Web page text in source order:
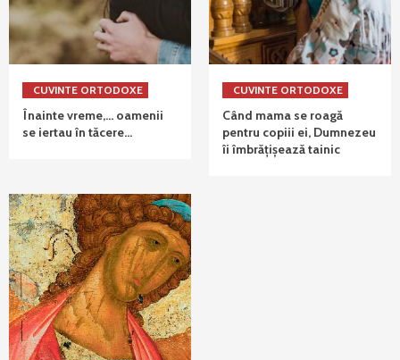
CUVINTE ORTODOXE
Înainte vreme,… oamenii
se iertau în tăcere…
CUVINTE ORTODOXE
Când mama se roagă
pentru copiii ei, Dumnezeu
îi îmbrățișează tainic